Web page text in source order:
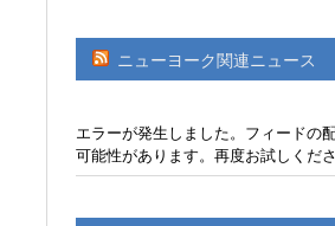
ニューヨーク関連ニュース
エラーが発生しました。フィードの
可能性があります。再度お試しくださ